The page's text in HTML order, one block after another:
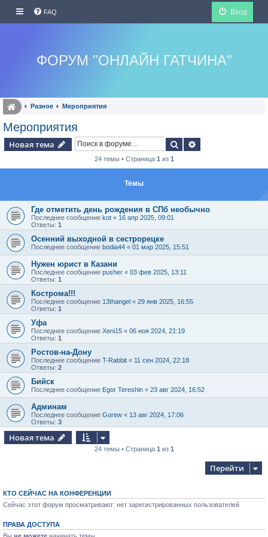
FAQ Вход
ФОРУМ "ОНЛАЙН ГАТЧИНА"
Разное Мероприятия
Мероприятия
Новая тема Поиск
24 темы • Страница 1 из 1
Темы
Где отметить день рождения в СПб необычно
Последнее сообщение kot « 16 апр 2025, 09:01
Ответы: 1
Осенний выходной в сестрорецке
Последнее сообщение bodia44 « 01 мар 2025, 15:51
Нужен юрист в Казани
Последнее сообщение pusher « 03 фев 2025, 13:11
Ответы: 1
Кострома!!!
Последнее сообщение 13thangel « 29 янв 2025, 16:55
Ответы: 1
Уфа
Последнее сообщение Xeni15 « 06 ноя 2024, 21:19
Ответы: 1
Ростов-на-Дону
Последнее сообщение T-Rabbit « 11 сен 2024, 22:18
Ответы: 2
Бийск
Последнее сообщение Egor Tereshin « 23 авг 2024, 16:52
Админам
Последнее сообщение Gorew « 13 авг 2024, 17:06
Ответы: 3
Новая тема
24 темы • Страница 1 из 1
Перейти
КТО СЕЙЧАС НА КОНФЕРЕНЦИИ
Сейчас этот форум просматривают: нет зарегистрированных пользователей
ПРАВА ДОСТУПА